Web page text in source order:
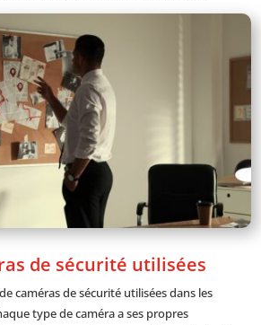
de sécurité utilisées
caméras de sécurité utilisées dans les
type de caméra a ses propres